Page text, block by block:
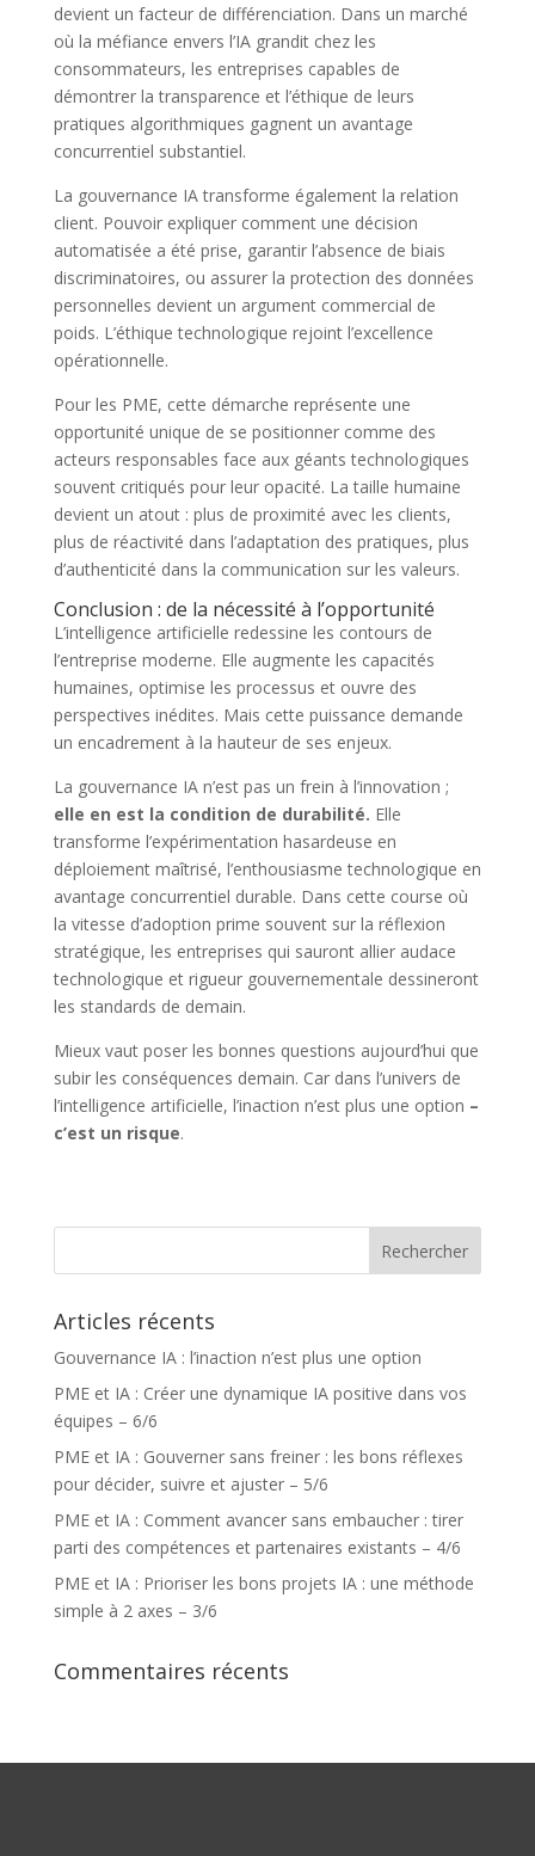
devient un facteur de différenciation. Dans un marché
où la méfiance envers l’IA grandit chez les
consommateurs, les entreprises capables de
démontrer la transparence et l’éthique de leurs
pratiques algorithmiques gagnent un avantage
concurrentiel substantiel.
La gouvernance IA transforme également la relation
client. Pouvoir expliquer comment une décision
automatisée a été prise, garantir l’absence de biais
discriminatoires, ou assurer la protection des données
personnelles devient un argument commercial de
poids. L’éthique technologique rejoint l’excellence
opérationnelle.
Pour les PME, cette démarche représente une
opportunité unique de se positionner comme des
acteurs responsables face aux géants technologiques
souvent critiqués pour leur opacité. La taille humaine
devient un atout : plus de proximité avec les clients,
plus de réactivité dans l’adaptation des pratiques, plus
d’authenticité dans la communication sur les valeurs.
Conclusion : de la nécessité à l’opportunité
L’intelligence artificielle redessine les contours de
l’entreprise moderne. Elle augmente les capacités
humaines, optimise les processus et ouvre des
perspectives inédites. Mais cette puissance demande
un encadrement à la hauteur de ses enjeux.
La gouvernance IA n’est pas un frein à l’innovation ;
elle en est la condition de durabilité. Elle
transforme l’expérimentation hasardeuse en
déploiement maîtrisé, l’enthousiasme technologique en
avantage concurrentiel durable. Dans cette course où
la vitesse d’adoption prime souvent sur la réflexion
stratégique, les entreprises qui sauront allier audace
technologique et rigueur gouvernementale dessineront
les standards de demain.
Mieux vaut poser les bonnes questions aujourd’hui que
subir les conséquences demain. Car dans l’univers de
l’intelligence artificielle, l’inaction n’est plus une option –
c’est un risque.
Articles récents
Gouvernance IA : l’inaction n’est plus une option
PME et IA : Créer une dynamique IA positive dans vos
équipes – 6/6
PME et IA : Gouverner sans freiner : les bons réflexes
pour décider, suivre et ajuster – 5/6
PME et IA : Comment avancer sans embaucher : tirer
parti des compétences et partenaires existants – 4/6
PME et IA : Prioriser les bons projets IA : une méthode
simple à 2 axes – 3/6
Commentaires récents